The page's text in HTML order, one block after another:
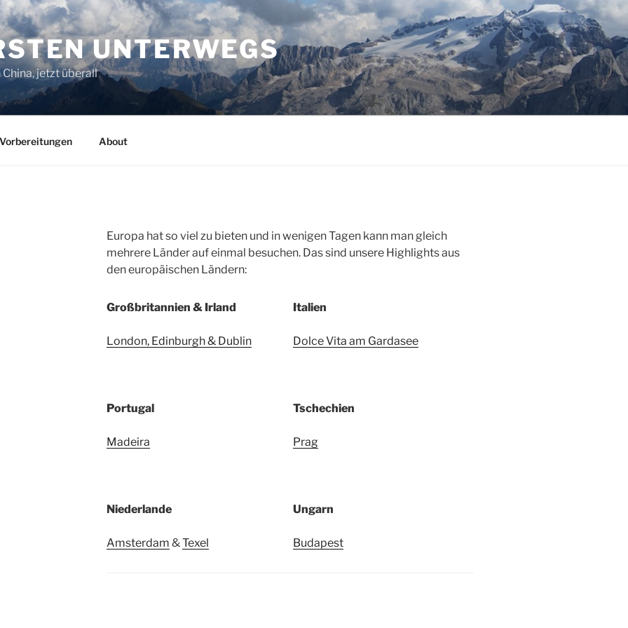
UNTERWEGS
jetzt überall
Vorbereitungen About
Europa hat so viel zu bieten und in wenigen Tagen kann man gleich
mehrere Länder auf einmal besuchen. Das sind unsere Highlights aus
den europäischen Ländern:
Großbritannien & Irland
London, Edinburgh & Dublin
Portugal
Madeira
Niederlande
Amsterdam &Texel
Italien
Dolce Vita am Gardasee
Tschechien
Prag
Ungarn
Budapest